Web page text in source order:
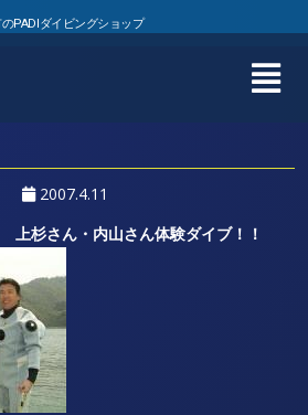
PADIダイビングショップ
2007.4.11
上杉さん・内山さん体験ダイブ！！